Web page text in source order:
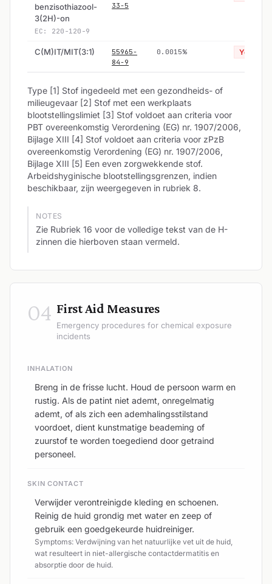
benzisothiazool-
3(2H)-on
EC: 220-120-9
33-5
C(M)IT/MIT(3:1)
55965-
84-9
0.0015% Yes
Type [1] Stof ingedeeld met een gezondheids- of
milieugevaar [2] Stof met een werkplaats
blootstellingslimiet [3] Stof voldoet aan criteria voor
PBT overeenkomstig Verordening (EG) nr. 1907/2006,
Bijlage XIII [4] Stof voldoet aan criteria voor zPzB
overeenkomstig Verordening (EG) nr. 1907/2006,
Bijlage XIII [5] Een even zorgwekkende stof.
Arbeidshyginische blootstellingsgrenzen, indien
beschikbaar, zijn weergegeven in rubriek 8.
NOTES
Zie Rubriek 16 voor de volledige tekst van de H-
zinnen die hierboven staan vermeld.
04 First Aid Measures
Emergency procedures for chemical exposure
incidents
INHALATION
Breng in de frisse lucht. Houd de persoon warm en
rustig. Als de patint niet ademt, onregelmatig
ademt, of als zich een ademhalingsstilstand
voordoet, dient kunstmatige beademing of
zuurstof te worden toegediend door getraind
personeel.
SKIN CONTACT
Verwijder verontreinigde kleding en schoenen.
Reinig de huid grondig met water en zeep of
gebruik een goedgekeurde huidreiniger.
Symptoms: Verdwijning van het natuurlijke vet uit de huid,
wat resulteert in niet-allergische contactdermatitis en
absorptie door de huid.